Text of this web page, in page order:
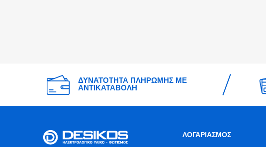
ΔΥΝΑΤΟΤΗΤΑ ΠΛΗΡΩΜΗΣ ΜΕ
ΑΝΤΙΚΑΤΑΒΟΛΗ
ΛΟΓΑΡΙΑΣΜΟΣ